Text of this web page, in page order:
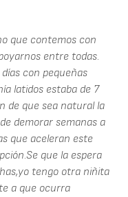
que contemos con
entre todas.
con pequeñas
latidos estaba de 7
de que sea natural la
demorar semanas a
que aceleran este
que la espera
tengo otra niñita
a que ocurra